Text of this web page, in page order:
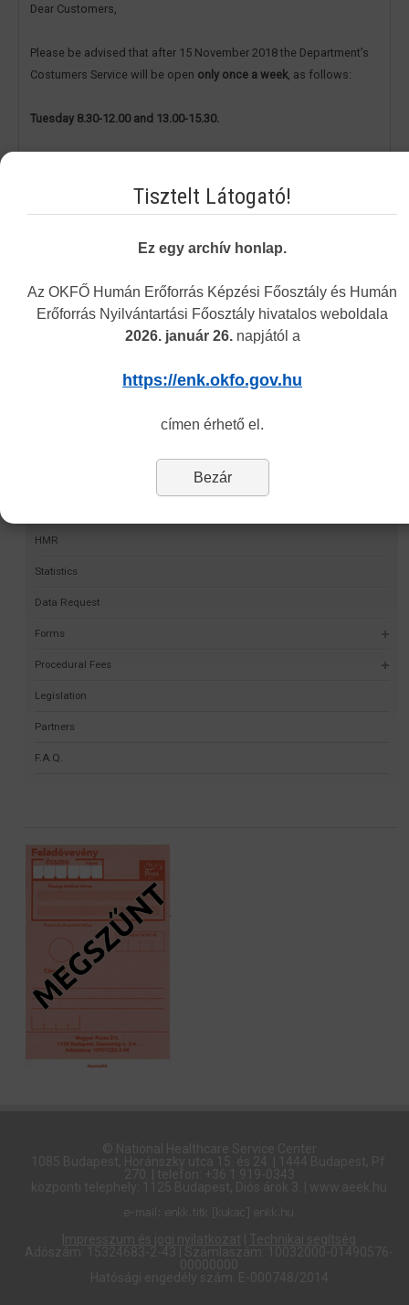
Dear Customers,
Please be advised that after 15 November 2018 the Department’s
Costumers Service will be open only once a week, as follows:
Tuesday 8.30-12.00 and 13.00-15.30.
Budapest, Horánszky utca 24. (ground floor, room Tölgy)
Vakbarát változat
HMR
Statistics
Data Request
Forms
Procedural Fees
Legislation
Partners
F.A.Q.
Tisztelt Látogató!
Ez egy archív honlap.
Az OKFŐ Humán Erőforrás Képzési Főosztály és Humán
Erőforrás Nyilvántartási Főosztály hivatalos weboldala
2026. január 26.napjától a
https://enk.okfo.gov.hu
címen érhető el.
Bezár